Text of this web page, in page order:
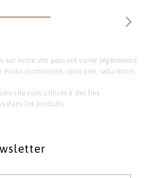
sur notre site peuvent varier légèrement
écran (luminosité, contraste, saturation,
site sont utilisés à des fins
dans les produits.